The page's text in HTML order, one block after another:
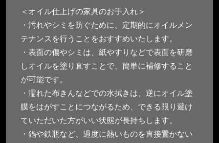
＜オイル仕上げの家具のお手入れ＞
・汚れやシミを防ぐために、定期的にオイルメン
テナンスを行うことをおすすめいたします。
・表面の傷やシミは、紙やすりなどで表面を研磨
しオイルを塗り直すことで、簡単に補修すること
が可能です。
・濡れた布きんなどでの水拭きは、逆にオイル塗
膜をはがすことにつながるため、できる限り避け
ていただいた方がいい状態が長持ちします。
・鍋や鉄瓶など、過度に熱いものを直接置かない